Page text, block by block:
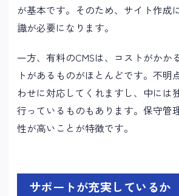
が基本です。そのため、サイト作成
識が必要になります。
一方、有料のCMSは、コストがかか
トがあるものがほとんどです。不明
わせに対応してくれますし、中には
行っているものもあります。保守管
性が高いことが特徴です。
サポートが充実しているか